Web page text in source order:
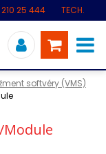
210 25 444
TECH.
softvéry (VMS)
Module